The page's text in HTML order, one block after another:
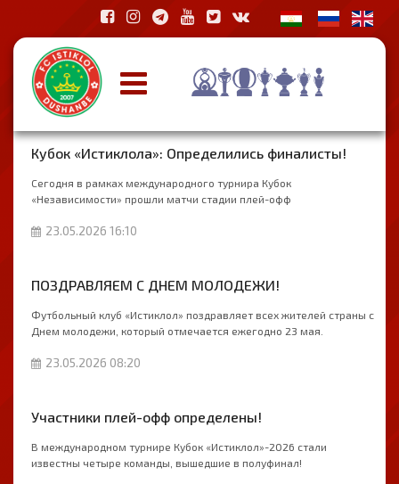
Кубок «Истиклола»: Определились финалисты!
Сегодня в рамках международного турнира Кубок
«Независимости» прошли матчи стадии плей-офф
23.05.2026 16:10
ПОЗДРАВЛЯЕМ С ДНЕМ МОЛОДЕЖИ!
Футбольный клуб «Истиклол» поздравляет всех жителей страны с
Днем молодежи, который отмечается ежегодно 23 мая.
23.05.2026 08:20
Участники плей-офф определены!
В международном турнире Кубок «Истиклол»-2026 стали
известны четыре команды, вышедшие в полуфинал!